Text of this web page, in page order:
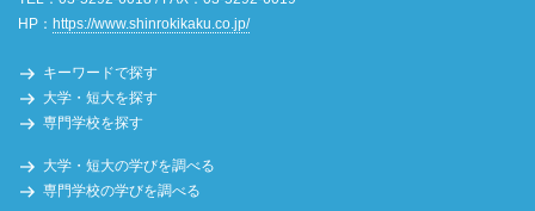
HP： https://www.shinrokikaku.co.jp/
キーワードで探す
大学・短大を探す
専門学校を探す
大学・短大の学びを調べる
専門学校の学びを調べる